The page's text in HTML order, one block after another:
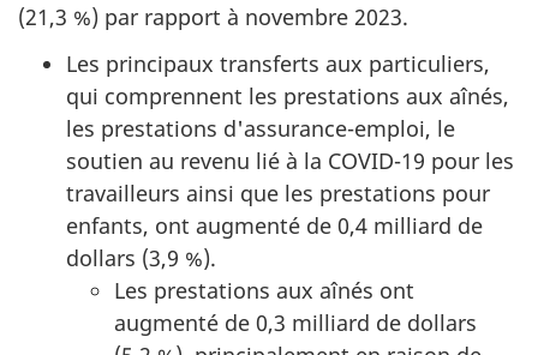
(21,3 %) par rapport à novembre 2023.
Les principaux transferts aux particuliers,
qui comprennent les prestations aux aînés,
les prestations d'assurance-emploi, le
soutien au revenu lié à la COVID-19 pour les
travailleurs ainsi que les prestations pour
enfants, ont augmenté de 0,4 milliard de
dollars (3,9 %).
Les prestations aux aînés ont
augmenté de 0,3 milliard de dollars